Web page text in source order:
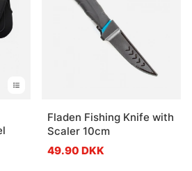
af 5 stjernerFladen Fishing Knife with
Scaler 10cm
49.90 DKK